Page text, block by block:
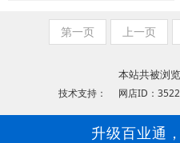
第一页 上一页
本站共被浏
技术支持： 网店ID：
升级百业通